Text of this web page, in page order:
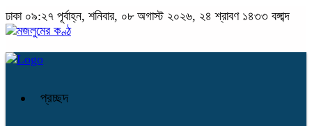
ঢাকা ০৯:২৭ পূর্বাহ্ন, শনিবার, ০৮ অগাস্ট ২০২৬, ২৪ শ্রাবণ ১৪৩৩ বঙ্গাব্দ
প্রচ্ছদ